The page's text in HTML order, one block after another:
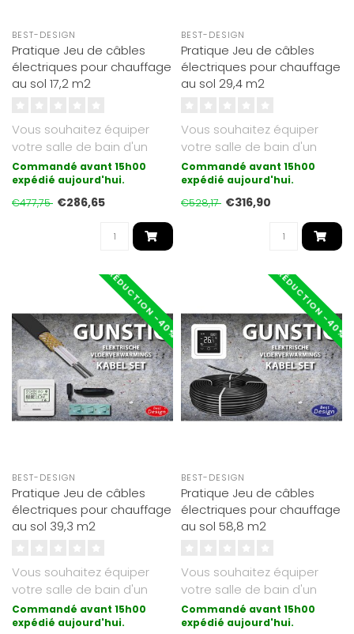
BEST-DESIGN
Pratique Jeu de câbles
électriques pour chauffage
au sol 17,2 m2
Vous souhaitez équiper
votre salle de bain d'un
chauffage au sol électrique
? ..
Commandé avant 15h00
expédié aujourd'hui.
€477,75 €286,65
BEST-DESIGN
Pratique Jeu de câbles
électriques pour chauffage
au sol 29,4 m2
Vous souhaitez équiper
votre salle de bain d'un
chauffage au sol électrique
? ..
Commandé avant 15h00
expédié aujourd'hui.
€528,17 €316,90
RÉDUCTION -40%
BEST-DESIGN
Pratique Jeu de câbles
électriques pour chauffage
au sol 39,3 m2
Vous souhaitez équiper
votre salle de bain d'un
chauffage au sol électrique
? ..
Commandé avant 15h00
expédié aujourd'hui.
RÉDUCTION -40%
BEST-DESIGN
Pratique Jeu de câbles
électriques pour chauffage
au sol 58,8 m2
Vous souhaitez équiper
votre salle de bain d'un
chauffage au sol électrique
? ..
Commandé avant 15h00
expédié aujourd'hui.